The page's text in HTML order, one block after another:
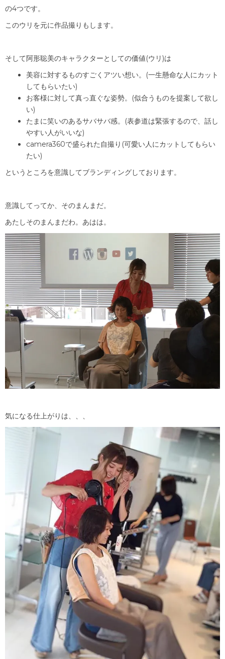
の4つです。
このウリを元に作品撮りもします。
そして阿形聡美のキャラクターとしての価値(ウリ)は
美容に対するものすごくアツい想い。(一生懸命な人にカット
してもらいたい)
お客様に対して真っ直ぐな姿勢。(似合うものを提案して欲し
い)
たまに笑いのあるサバサバ感。(表参道は緊張するので、話し
やすい人がいいな)
camera360で盛られた自撮り(可愛い人にカットしてもらい
たい)
というところを意識してブランディングしております。
意識してってか、そのまんまだ。
あたしそのまんまだわ。あはは。
気になる仕上がりは、、、